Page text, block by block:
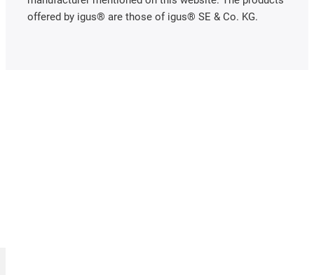
offered by igus® are those of igus® SE & Co. KG.